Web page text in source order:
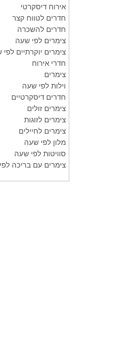
אירוח דיסקרטי
חדרים לטווח קצר
חדרים להשכרה
צימרים לפי שעה
צימרים יוקרתיים
חדרי אירוח
צימרים
וילות לפי שעה
חדרים דיסקרטיים
צימרים זולים
צימרים לזוגות
צימרים לחיילים
מלון לפי שעה
סוויטות לפי שעה
צימרים עם בריכה